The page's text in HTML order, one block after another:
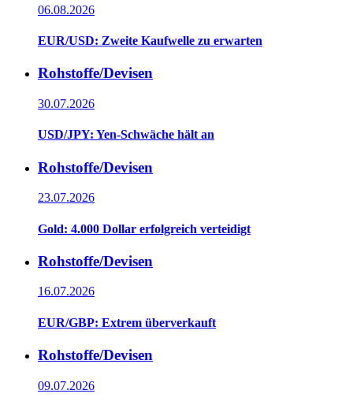
06.08.2026
EUR/USD: Zweite Kaufwelle zu erwarten
Rohstoffe/Devisen
30.07.2026
USD/JPY: Yen-Schwäche hält an
Rohstoffe/Devisen
23.07.2026
Gold: 4.000 Dollar erfolgreich verteidigt
Rohstoffe/Devisen
16.07.2026
EUR/GBP: Extrem überverkauft
Rohstoffe/Devisen
09.07.2026